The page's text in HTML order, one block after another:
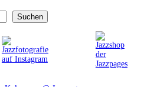
Suchen